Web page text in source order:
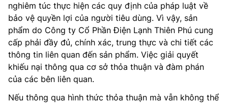
nghiêm túc thực hiện các quy định của pháp luật về
bảo vệ quyền lợi của người tiêu dùng. Vì vậy, sản
phẩm do Công ty Cổ Phần Điện Lạnh Thiên Phú cung
cấp phải đầy đủ, chính xác, trung thực và chi tiết các
thông tin liên quan đến sản phẩm. Việc giải quyết
khiếu nại thông qua cơ sở thỏa thuận và đàm phán
của các bên liên quan.
Nếu thông qua hình thức thỏa thuận mà vẫn không thể